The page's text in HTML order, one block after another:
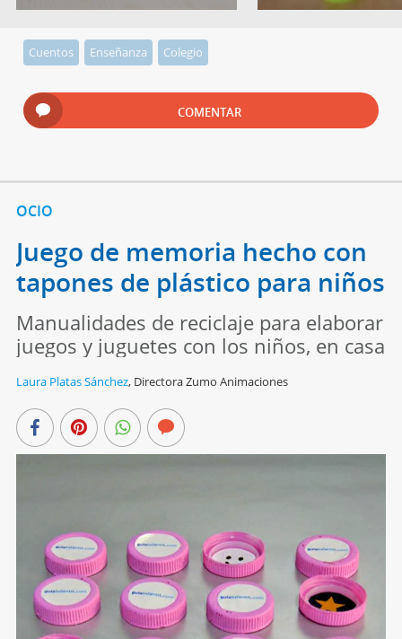
Cuentos Enseñanza Colegio
COMENTAR
OCIO
Juego de memoria hecho con
tapones de plástico para niños
Manualidades de reciclaje para elaborar
juegos y juguetes con los niños, en casa
Laura Platas Sánchez, Directora Zumo Animaciones